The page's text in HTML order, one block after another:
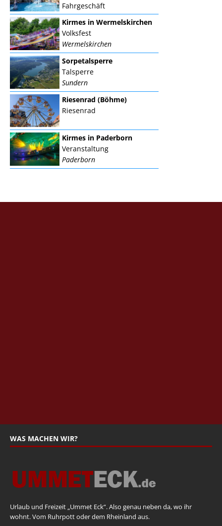
Fahrgeschäft
Kirmes in Wermelskirchen
Volksfest
Wermelskirchen
Sorpetalsperre
Talsperre
Sundern
Riesenrad (Böhme)
Riesenrad
Kirmes in Paderborn
Veranstaltung
Paderborn
WAS MACHEN WIR?
Urlaub und Freizeit „Ummet Eck“. Also genau neben da, wo ihr
wohnt. Vom Ruhrpott oder dem Rheinland aus.